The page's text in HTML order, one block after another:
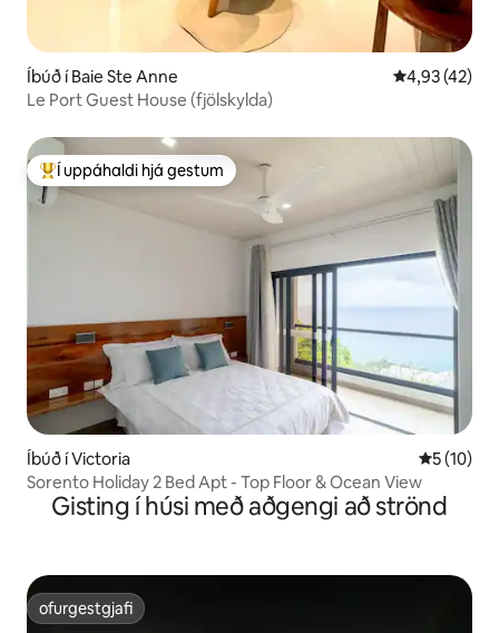
Íbúð í Baie Ste Anne 4,93 af 5 í
4,93 (42)
Le Port Guest House (fjölskylda)
Í mestu uppáhaldi hjá gestum
Í uppáhaldi hjá gestum
Íbúð í Victoria 5 af 5 í
5 (10)
Sorento Holiday 2 Bed Apt - Top Floor & Ocean View
Gisting í húsi með aðgengi að strönd
ofurgestgjafi
ofurgestgjafi